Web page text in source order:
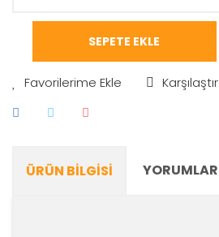
SEPETE EKLE
Karşılaştır
ÜRÜN BILGISI YORUMLAR